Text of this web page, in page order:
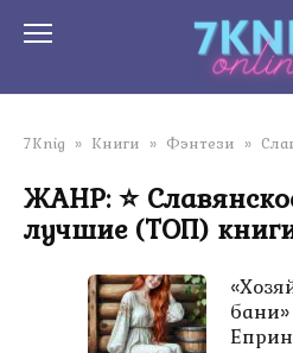
7Knig » Книги » Фэнтези »
ЖАНР: ⭐
лучшие (ТОП)